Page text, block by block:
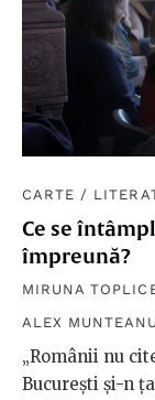
CARTE /
Ce se
împreună?
MIRUNA
ALEX MUNTEANU
„Românii nu
București și-n